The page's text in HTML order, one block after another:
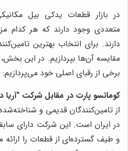
در بازار قطعات یدکی بیل
متعددی وجود دارند که هر کدام
دارند. برای انتخاب بهترین
مقایسه آن‌ها بپردازیم. در این
برخی از رقبای اصلی خود می‌پردازیم:
کوماتسو پارت در مقابل شرکت "آریا
از تامین‌کنندگان قدیمی و
در ایران است. این شرکت دارای
و طیف گسترده‌ای از قطعات را